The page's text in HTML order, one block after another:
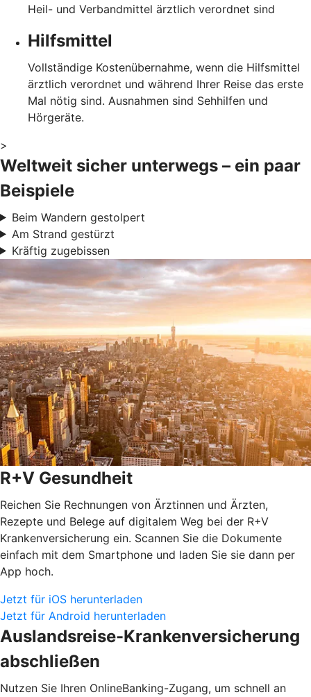
Heil- und Verbandmittel ärztlich verordnet sind
Hilfsmittel
Vollständige Kostenübernahme, wenn die Hilfsmittel
ärztlich verordnet und während Ihrer Reise das erste
Mal nötig sind. Ausnahmen sind Sehhilfen und
Hörgeräte.
>
Weltweit sicher unterwegs – ein paar
Beispiele
Beim Wandern gestolpert
Am Strand gestürzt
Kräftig zugebissen
R+V Gesundheit
Reichen Sie Rechnungen von Ärztinnen und Ärzten,
Rezepte und Belege auf digitalem Weg bei der R+V
Krankenversicherung ein. Scannen Sie die Dokumente
einfach mit dem Smartphone und laden Sie sie dann per
App hoch.
Jetzt für iOS herunterladen
Jetzt für Android herunterladen
Auslandsreise-Krankenversicherung
abschließen
Nutzen Sie Ihren OnlineBanking-Zugang, um schnell an